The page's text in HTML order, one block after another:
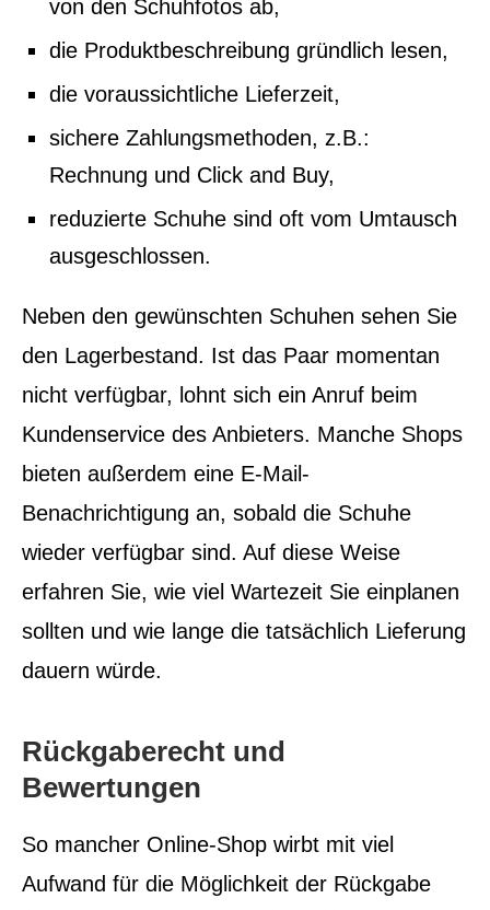
von den Schuhfotos ab,
die Produktbeschreibung gründlich lesen,
die voraussichtliche Lieferzeit,
sichere Zahlungsmethoden, z.B.:
Rechnung und Click and Buy,
reduzierte Schuhe sind oft vom Umtausch
ausgeschlossen.
Neben den gewünschten Schuhen sehen Sie
den Lagerbestand. Ist das Paar momentan
nicht verfügbar, lohnt sich ein Anruf beim
Kundenservice des Anbieters. Manche Shops
bieten außerdem eine E-Mail-
Benachrichtigung an, sobald die Schuhe
wieder verfügbar sind. Auf diese Weise
erfahren Sie, wie viel Wartezeit Sie einplanen
sollten und wie lange die tatsächlich Lieferung
dauern würde.
Rückgaberecht und
Bewertungen
So mancher Online-Shop wirbt mit viel
Aufwand für die Möglichkeit der Rückgabe